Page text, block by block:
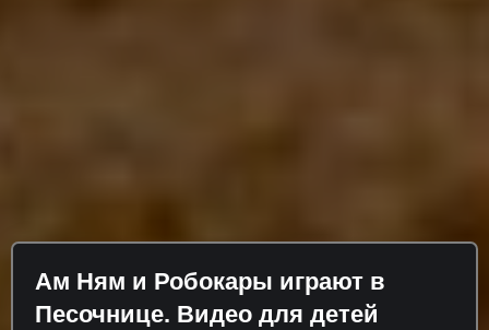
Ам Ням и Робокары играют в
Песочнице. Видео для детей